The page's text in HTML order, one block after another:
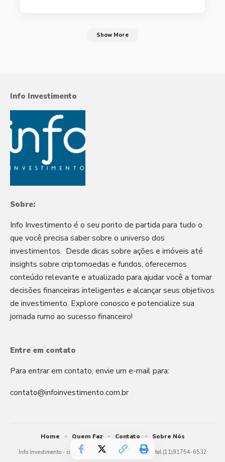
Show More
Info Investimento
Sobre:
Info Investimento é o seu ponto de partida para tudo o
que você precisa saber sobre o universo dos
investimentos. Desde dicas sobre ações e imóveis até
insights sobre criptomoedas e fundos, oferecemos
conteúdo relevante e atualizado para ajudar você a tomar
decisões financeiras inteligentes e alcançar seus objetivos
de investimento. Explore conosco e potencialize sua
jornada rumo ao sucesso financeiro!
Entre em contato
Para entrar em contato, envie um e-mail para:
contato@infoinvestimento.com.br
Info Investimento - contato@infoinvestimento.com.br - tel.(11)91754-6532
Home Quem Faz Contato Sobre Nós